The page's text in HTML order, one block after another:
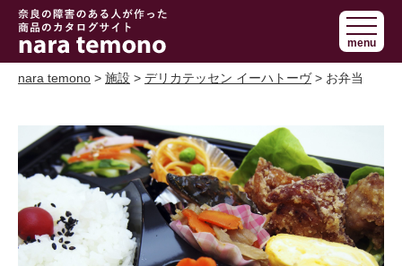
奈良で障害の
ある人の手作
り商品 nara
menu
nara temono > 施設 > デリカテッセン イーハトーヴ> お弁当